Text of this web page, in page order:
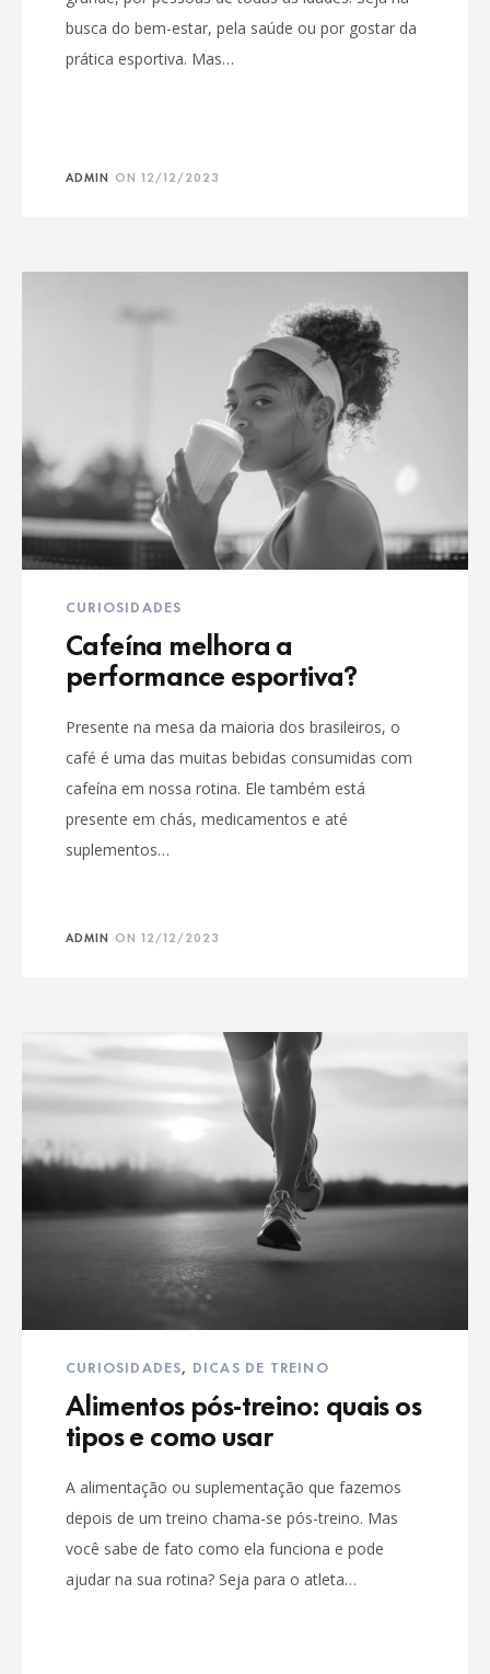
busca do bem-estar, pela saúde ou por gostar da
prática esportiva. Mas…
ADMIN ON 12/12/2023
CURIOSIDADES
Cafeína melhora a
performance esportiva?
Presente na mesa da maioria dos brasileiros, o
café é uma das muitas bebidas consumidas com
cafeína em nossa rotina. Ele também está
presente em chás, medicamentos e até
suplementos…
ADMIN ON 12/12/2023
CURIOSIDADES, DICAS DE TREINO
Alimentos pós-treino: quais os
tipos e como usar
A alimentação ou suplementação que fazemos
depois de um treino chama-se pós-treino. Mas
você sabe de fato como ela funciona e pode
ajudar na sua rotina? Seja para o atleta…